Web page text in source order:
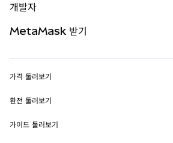
무기한 선물
실물자산
개발자
MetaMask Connect
Snaps
MetaMask 받기
보안
가격 둘러보기
이더리움 가격
솔라나 가격
환전 둘러보기
ETH를 USD로 환전
가이드 둘러보기